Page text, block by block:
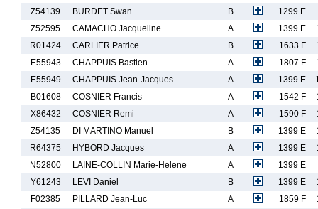
Z54139
BURDET Swan B
1299 E
Z52595
CAMACHO Jacqueline A 1399 E
R01424
CARLIER Patrice B 1633 F
E55943
CHAPPUIS Bastien A 1807 F
E55949
CHAPPUIS Jean-Jacques A 1399 E
B01608
COSNIER Francis A 1542 F
X86432
COSNIER Remi A 1590 F
Z54135
DI MARTINO Manuel B 1399 E
R64375
HYBORD Jacques A 1399 E
N52800
LAINE-COLLIN Marie-Helene A
1399 E
Y61243
LEVI Daniel B 1399 E
F02385
PILLARD Jean-Luc A 1859 F